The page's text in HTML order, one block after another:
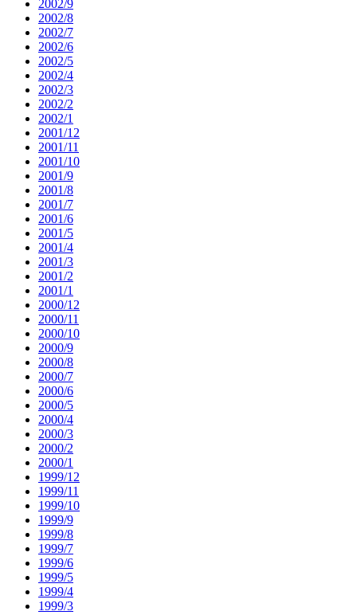
2002/9
2002/8
2002/7
2002/6
2002/5
2002/4
2002/3
2002/2
2002/1
2001/12
2001/11
2001/10
2001/9
2001/8
2001/7
2001/6
2001/5
2001/4
2001/3
2001/2
2001/1
2000/12
2000/11
2000/10
2000/9
2000/8
2000/7
2000/6
2000/5
2000/4
2000/3
2000/2
2000/1
1999/12
1999/11
1999/10
1999/9
1999/8
1999/7
1999/6
1999/5
1999/4
1999/3